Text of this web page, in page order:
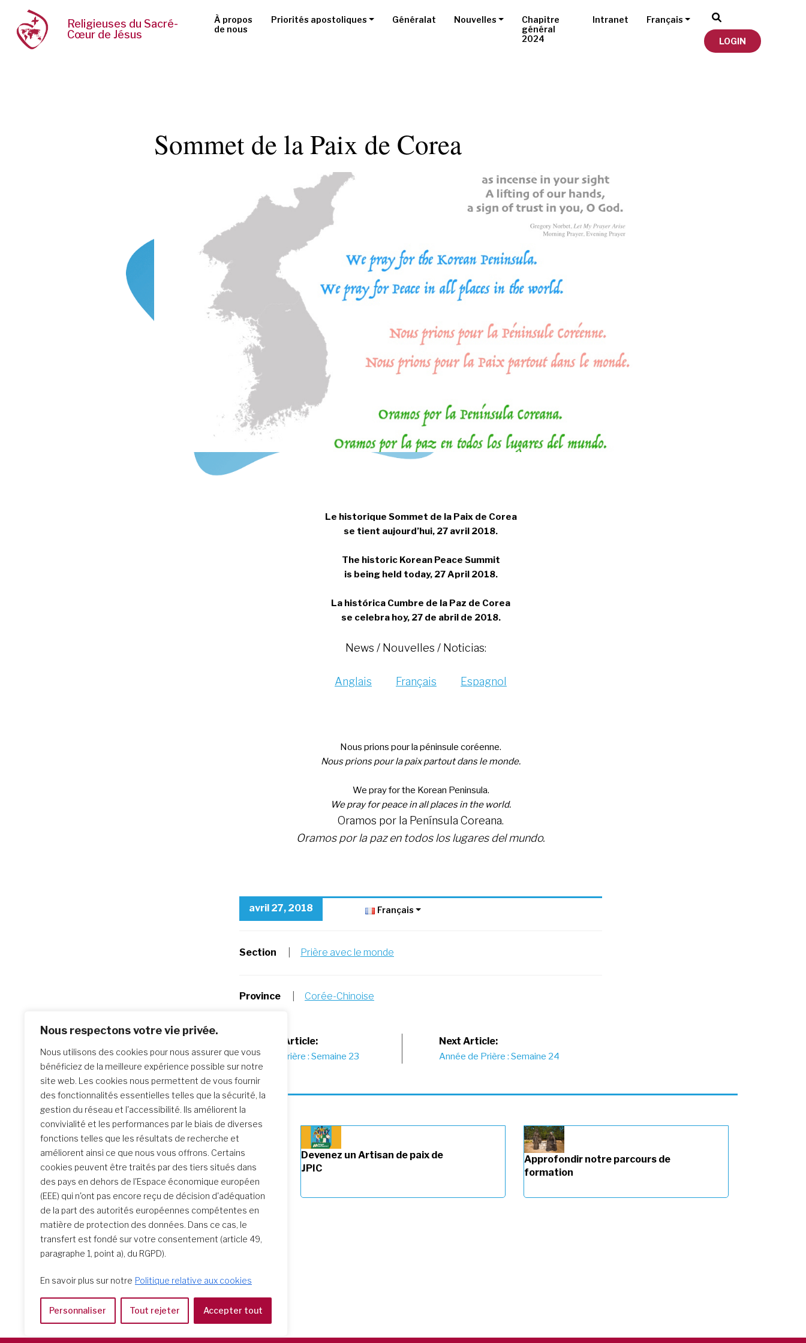
Nous respectons votre vie privée.
Nous utilisons des cookies pour nous assurer que vous
bénéficiez de la meilleure expérience possible sur notre
site web. Les cookies nous permettent de vous fournir
des fonctionnalités essentielles telles que la sécurité, la
gestion du réseau et l'accessibilité. Ils améliorent la
convivialité et les performances par le biais de diverses
fonctions telles que les résultats de recherche et
améliorent ainsi ce que nous vous offrons. Certains
cookies peuvent être traités par des tiers situés dans
des pays en dehors de l'Espace économique européen
(EEE) qui n'ont pas encore reçu de décision d'adéquation
de la part des autorités européennes compétentes en
matière de protection des données. Dans ce cas, le
transfert est fondé sur votre consentement (article 49,
paragraphe 1, point a), du RGPD).
En savoir plus sur notre Politique relative aux cookies
Personnaliser Tout rejeter Accepter tout
Religieuses du Sacré-
Cœur de Jésus
À propos
de nous
Priorités apostoliques Généralat Nouvelles
Chapitre
général
2024
Intranet Français
LOGIN
Sommet de la Paix de Corea
Le historique Sommet de la Paix de Corea
se tient aujourd’hui, 27 avril 2018.
The historic Korean Peace Summit
is being held today, 27 April 2018.
La histórica Cumbre de la Paz de Corea
se celebra hoy, 27 de abril de 2018.
News / Nouvelles / Noticias:
Anglais Français Espagnol
Nous prions pour la péninsule coréenne.
Nous prions pour la paix partout dans le monde.
We pray for the Korean Peninsula.
We pray for peace in all places in the world.
Oramos por la Península Coreana.
Oramos por la paz en todos los lugares del mundo.
avril 27, 2018 Français
Section Prière avec le monde
Province Corée-Chinoise
Post
navigation
Previous Article:
Année de Prière : Semaine 23
Next Article:
Année de Prière : Semaine 24
Similar Posts
La rencontre de Formation
initiale : un parcours
transformateur
Devenez un Artisan de paix de
JPIC
Approfondir notre parcours de
formation